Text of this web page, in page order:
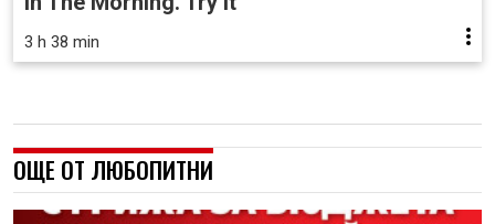
3 h 38 min
ОЩЕ ОТ ЛЮБОПИТНИ